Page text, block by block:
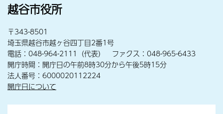
越谷市役所
〒343-8501
埼玉県越谷市越ヶ谷四丁目2番1号
電話：048-964-2111（代表） ファクス：048-965-6433
開庁時間：開庁日の午前8時30分から午後5時15分
法人番号：6000020112224
開庁日について